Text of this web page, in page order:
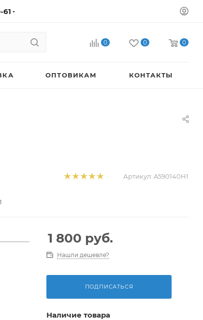
61
0 0 0
ОПТОВИКАМ КОНТАКТЫ
Артикул: A590140H1
1 800 руб.
Нашли дешевле?
ПОДПИСАТЬСЯ
Наличие товара